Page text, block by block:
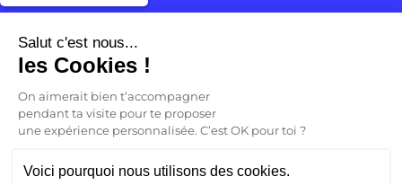
FR
Salut c'est nous...
les Cookies !
On aimerait bien t’accompagner
pendant ta visite pour te proposer
une expérience personnalisée. C’est OK pour toi ?
Voici pourquoi nous utilisons des cookies.